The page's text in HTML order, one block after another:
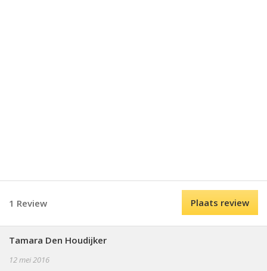
1 Review Plaats review
Tamara Den Houdijker
12 mei 2016